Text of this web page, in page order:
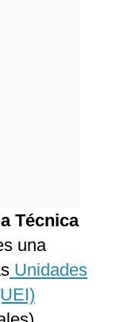
Técnica
una
Unidades